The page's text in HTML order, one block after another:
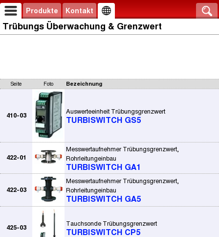
Produkte Kontakt
Trübungs Überwachung & Grenzwert
Seite Foto Bezeichnung
410-03
Auswerteeinheit Trübungsgrenzwert
TURBISWITCH GS5
422-01
Messwertaufnehmer Trübungsgrenzwert,
Rohrleitungeinbau
TURBISWITCH GA1
422-03
Messwertaufnehmer Trübungsgrenzwert,
Rohrleitungeinbau
TURBISWITCH GA5
425-03
Tauchsonde Trübungsgrenzwert
TURBISWITCH CP5